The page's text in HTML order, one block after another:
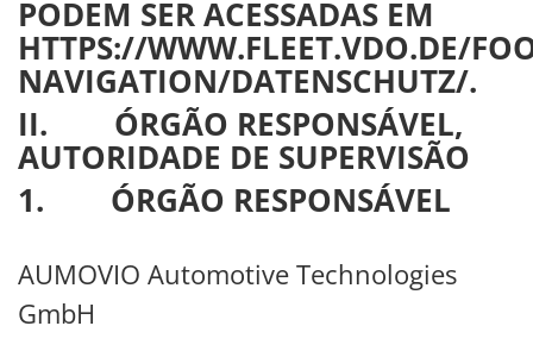
PODEM SER ACESSADAS EM
HTTPS://WWW.FLEET.VDO.DE/
NAVIGATION/DATENSCHUTZ/.
II. ÓRGÃO RESPONSÁVEL,
AUTORIDADE DE SUPERVISÃO
1. ÓRGÃO RESPONSÁVEL
AUMOVIO Automotive Technologies
GmbH